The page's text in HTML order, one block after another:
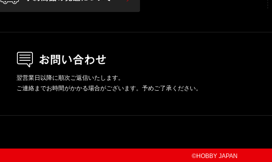
翌営業日以降に順次ご返信いたします。
ご連絡までお時間がかかる場合がございます。予めご了承ください。
©HOBBY JAPAN